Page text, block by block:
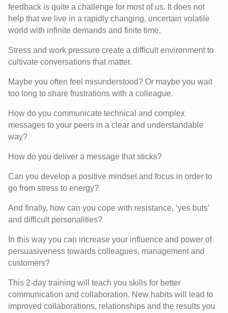
feedback is quite a challenge for most of us. It does not
help that we live in a rapidly changing, uncertain volatile
world with infinite demands and finite time.
Stress and work pressure create a difficult environment to
cultivate conversations that matter.
Maybe you often feel misunderstood? Or maybe you wait
too long to share frustrations with a colleague.
How do you communicate technical and complex
messages to your peers in a clear and understandable
way?
How do you deliver a message that sticks?
Can you develop a positive mindset and focus in order to
go from stress to energy?
And finally, how can you cope with resistance, ‘yes buts’
and difficult personalities?
In this way you can increase your influence and power of
persuasiveness towards colleagues, management and
customers?
This 2-day training will teach you skills for better
communication and collaboration. New habits will lead to
improved collaborations, relationships and the results you